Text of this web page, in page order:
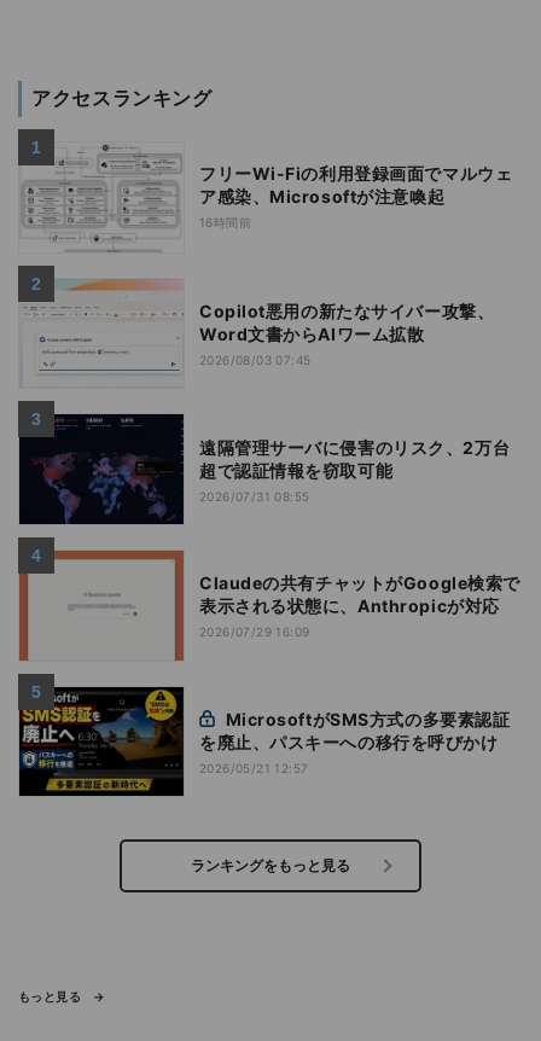
アクセスランキング
フリーWi-Fiの利用登録画面でマルウェ
ア感染、Microsoftが注意喚起
16時間前
Copilot悪用の新たなサイバー攻撃、
Word文書からAIワーム拡散
2026/08/03 07:45
遠隔管理サーバに侵害のリスク、2万台
超で認証情報を窃取可能
2026/07/31 08:55
Claudeの共有チャットがGoogle検索で
表示される状態に、Anthropicが対応
2026/07/29 16:09
を廃止、パスキーへの移行を呼びかけ
2026/05/21 12:57
ランキングをもっと見る
もっと見る